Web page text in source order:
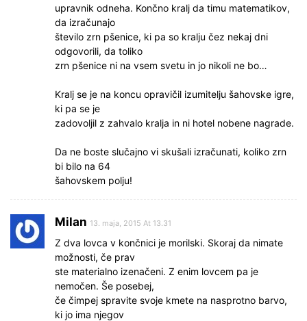
upravnik odneha. Končno kralj da timu matematikov,
da izračunajo
število zrn pšenice, ki pa so kralju čez nekaj dni
odgovorili, da toliko
zrn pšenice ni na vsem svetu in jo nikoli ne bo…
Kralj se je na koncu opravičil izumitelju šahovske igre,
ki pa se je
zadovoljil z zahvalo kralja in ni hotel nobene nagrade.
Da ne boste slučajno vi skušali izračunati, koliko zrn
bi bilo na 64
šahovskem polju!
Milan 13. maja, 2015 At 13.31
Z dva lovca v končnici je morilski. Skoraj da nimate
možnosti, če prav
ste materialno izenačeni. Z enim lovcem pa je
nemočen. Še posebej,
če čimpej spravite svoje kmete na nasprotno barvo,
ki jo ima njegov